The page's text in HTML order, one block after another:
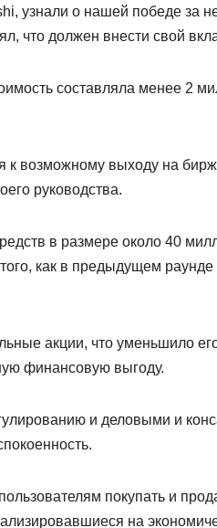
узнали о нашей победе за
что должен внести свой
составляла менее 2
к возможному выходу на
руководства.
в размере около 40
как в предыдущем
акции, что уменьшило
финансовую выгоду.
и деловыми и
покупать и
на